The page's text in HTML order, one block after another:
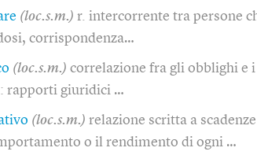
(loc.s.m.) r. intercorrente tra persone
corrispondenza…
(loc.s.m.) correlazione fra gli obblighi e
rapporti giuridici …
(loc.s.m.) relazione scritta a
o il rendimento di ogni …